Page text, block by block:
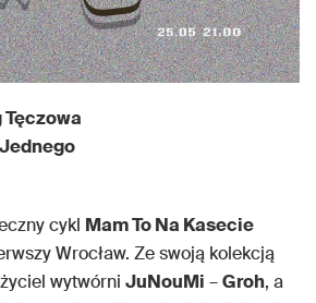
Tęczowa
cykl Mam To Na Kasecie
Wrocław. Ze swoją kolekcją
wytwórni JuNouMi –Groh, a